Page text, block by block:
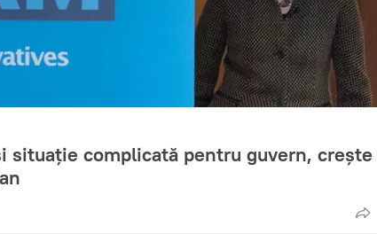
situație complicată pentru guvern, crește